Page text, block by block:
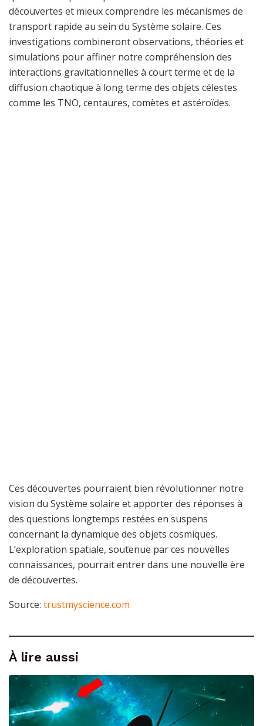
découvertes et mieux comprendre les mécanismes de
transport rapide au sein du Système solaire. Ces
investigations combineront observations, théories et
simulations pour affiner notre compréhension des
interactions gravitationnelles à court terme et de la
diffusion chaotique à long terme des objets célestes
comme les TNO, centaures, comètes et astéroïdes.
Ces découvertes pourraient bien révolutionner notre
vision du Système solaire et apporter des réponses à
des questions longtemps restées en suspens
concernant la dynamique des objets cosmiques.
L’exploration spatiale, soutenue par ces nouvelles
connaissances, pourrait entrer dans une nouvelle ère
de découvertes.
Source: trustmyscience.com
À lire aussi